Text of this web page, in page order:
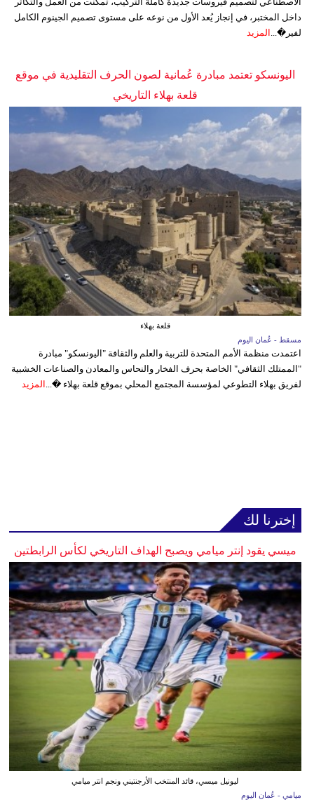
داخل المختبر، في إنجاز يُعد الأول من نوعه على مستوى تصميم الجينوم الكامل
لفير�... المزيد
اليونسكو تعتمد مبادرة عُمانية لصون الحرف التقليدية في موقع
قلعة بهلاء التاريخي
قلعة بهلاء
مسقط - عُمان اليوم
اعتمدت منظمة الأمم المتحدة للتربية والعلم والثقافة "اليونسكو" مبادرة
"الممتلك الثقافي" الخاصة بحرف الفخار والنحاس والمعادن والصناعات الخشبية
لفريق بهلاء التطوعي لمؤسسة المجتمع المحلي بموقع قلعة بهلاء �... المزيد
إخترنا لك
ميسي يقود إنتر ميامي ويصبح الهداف التاريخي لكأس الرابطتين
ليونيل ميسي، قائد المنتخب الأرجنتيني ونجم انتر ميامي
ميامي - عُمان اليوم